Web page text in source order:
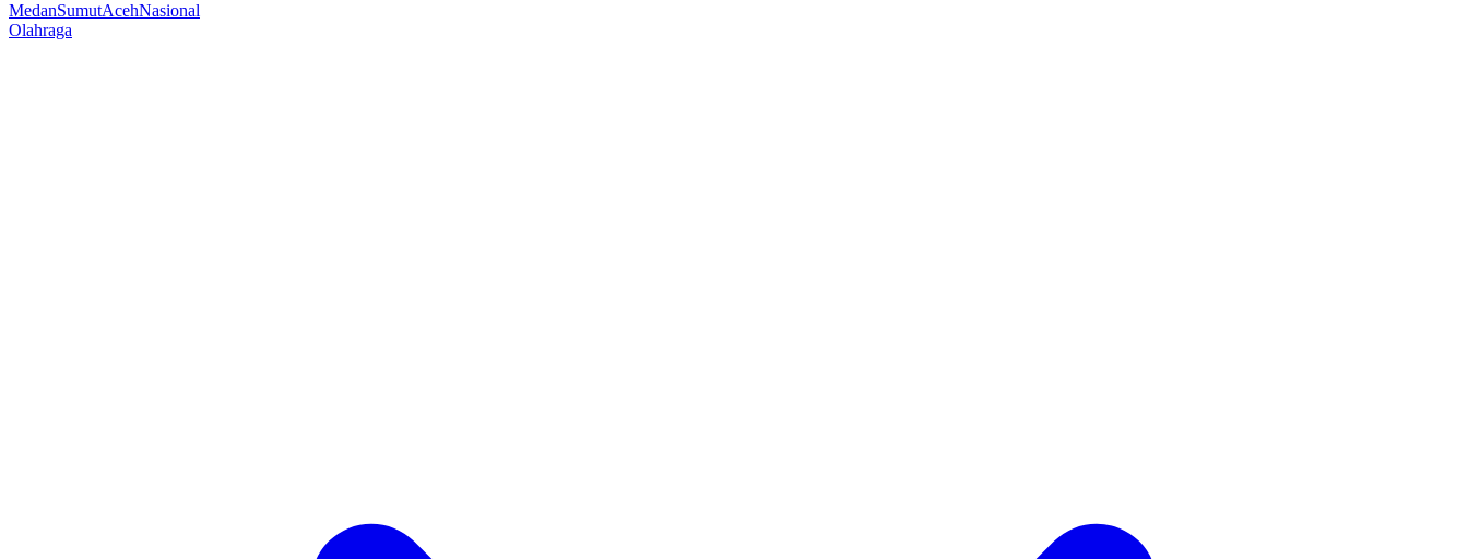
MedanSumutAcehNasional
Olahraga